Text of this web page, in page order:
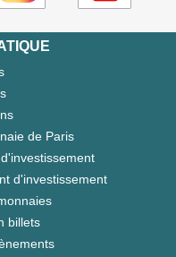
de Paris
d'investissement
billets